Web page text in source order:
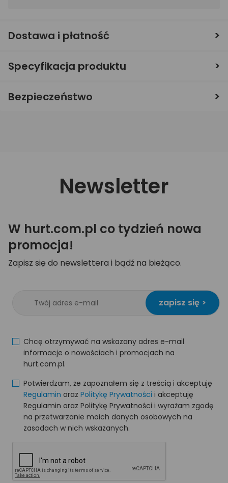
Dostawa i płatność
Specyfikacja produktu
Bezpieczeństwo
Newsletter
W hurt.com.pl co tydzień nowa
promocja!
Zapisz się do newslettera i bądź na bieżąco.
zapisz się >
Chcę otrzymywać na wskazany adres e-mail
informacje o nowościach i promocjach na
hurt.com.pl.
Potwierdzam, że zapoznałem się z treścią i akceptuję
Regulamin oraz Politykę Prywatności i akceptuję
Regulamin oraz Politykę Prywatności i wyrażam zgodę
na przetwarzanie moich danych osobowych na
zasadach w nich wskazanych.